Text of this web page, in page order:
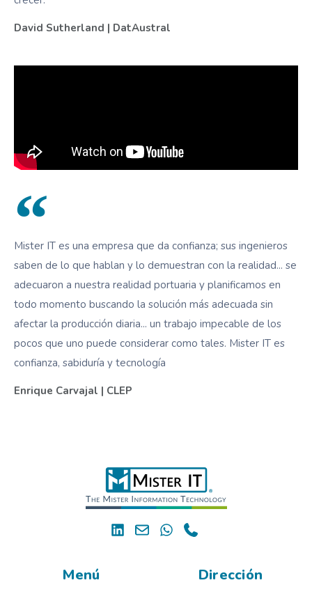
David Sutherland | DatAustral
Mister IT es una empresa que da confianza; sus ingenieros
saben de lo que hablan y lo demuestran con la realidad... se
adecuaron a nuestra realidad portuaria y planificamos en
todo momento buscando la solución más adecuada sin
afectar la producción diaria... un trabajo impecable de los
pocos que uno puede considerar como tales. Mister IT es
confianza, sabiduría y tecnología
Enrique Carvajal | CLEP
Menú Dirección